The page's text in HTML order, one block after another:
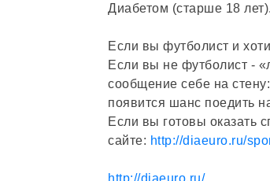
Диабетом (старше 18 лет).
Если вы футболист и
Если вы не футболист -
сообщение себе на
появится шанс поедить
Если вы готовы оказать
сайте: http://diaeuro.ru/
http://diaeuro.ru/